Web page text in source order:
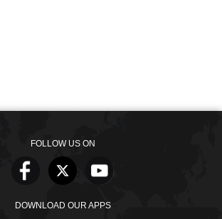
FOLLOW US ON
DOWNLOAD OUR APPS